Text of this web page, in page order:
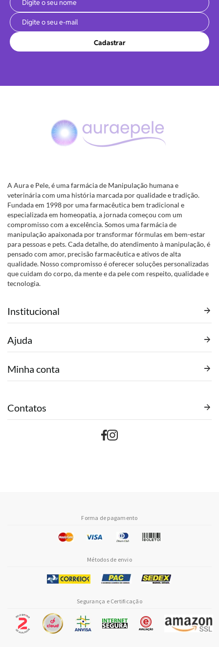
Cadastrar
A Aura e Pele, é uma farmácia de Manipulação humana e
veterinária com uma história marcada por qualidade e tradição.
Fundada em 1998 por uma farmacêutica bem tradicional e
especializada em homeopatia, a jornada começou com um
compromisso com a excelência. Somos uma farmácia de
manipulação apaixonada por transformar fórmulas em bem-estar
para pessoas e pets. Cada detalhe, do atendimento à manipulação, é
pensado com amor, precisão farmacêutica e ativos de alta
qualidade. Nosso compromisso é oferecer soluções personalizadas
que cuidam do corpo, da mente e da pele com respeito, qualidade e
tecnologia.
Institucional
Ajuda
Minha conta
Contatos
Forma de pagamento
Métodos de envio
Segurança e Certificação